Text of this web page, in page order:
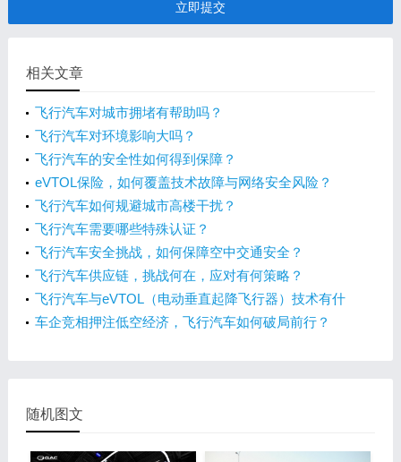
立即提交
相关文章
飞行汽车对城市拥堵有帮助吗？
飞行汽车对环境影响大吗？
飞行汽车的安全性如何得到保障？
eVTOL保险，如何覆盖技术故障与网络安全风险？
飞行汽车如何规避城市高楼干扰？
飞行汽车需要哪些特殊认证？
飞行汽车安全挑战，如何保障空中交通安全？
飞行汽车供应链，挑战何在，应对有何策略？
飞行汽车与eVTOL（电动垂直起降飞行器）技术有什
么差异？
车企竞相押注低空经济，飞行汽车如何破局前行？
随机图文